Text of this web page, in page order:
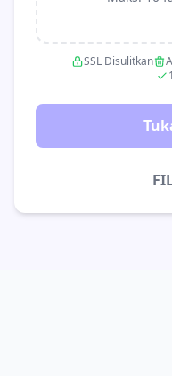
SSL Disulitkan